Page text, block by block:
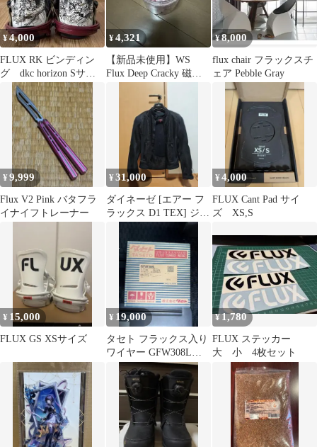
¥4,000
FLUX RK ビンディン
グ dkc horizon Sサイ
¥4,321
【新品未使用】WS
Flux Deep Cracky 磁気
¥8,000
flux chair フラックスチ
ェア Pebble Gray
¥9,999
Flux V2 Pink バタフラ
イナイフトレーナー
¥31,000
ダイネーゼ [エアー フ
ラックス D1 TEX] ジャ
¥4,000
FLUX Cant Pad サイ
ズ XS,S
¥ 15,000
FLUX GS XSサイズ
¥ 19,000
タセト フラックス入り
ワイヤー GFW308L
1.2mm 12.5kg
¥1,780
FLUX ステッカー
大 小 4枚セット